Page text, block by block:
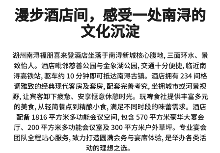
漫步酒店间，感受一处南浔的
文化沉淀
湖州南浔福朋喜来登酒店坐落于南浔新城核心腹地, 三面环水、景
致怡人。酒店毗邻慈善公园与金象湖公园, 交通十分便捷, 临近南
浔高铁站, 驱车约 10 分钟即可抵达南浔古镇。酒店拥有 234 间格
调雅致的经典现代客房及套房, 配套完善考究, 坐拥城市或河景视
野, 让宾客卸下疲惫、安享惬意休憩时光。玩啤食社提供丰富多元
的美食, 从轻简餐点到精酿小食, 满足不同时段的味蕾需求。酒店
配备 1816 平方米多功能会议空间, 包含 570 平方米豪华大宴会
厅、200 平方米多功能会议室及 300 平方米户外草坪。专业宴会
团队全程贴心服务, 致力打造圆满会务与宴席体验, 是举办各类活
动的理想之选。